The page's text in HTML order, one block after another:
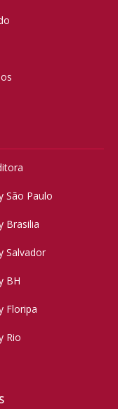
São Paulo
Brasilia
Salvador
BH
Floripa
Rio